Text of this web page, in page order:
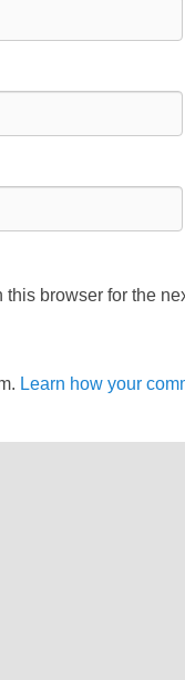
browser for the
Learn how your